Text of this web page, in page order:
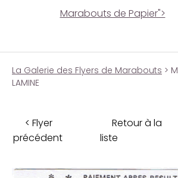
Marabouts de Papier">
La Galerie des Flyers de Marabouts >
LAMINE
< Flyer
précédent
Retour à la
liste